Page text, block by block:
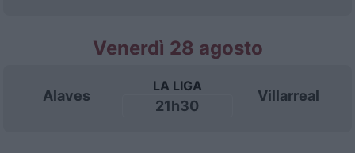
Venerdì 28 agosto
Alaves
LA LIGA
21h30
Villarreal